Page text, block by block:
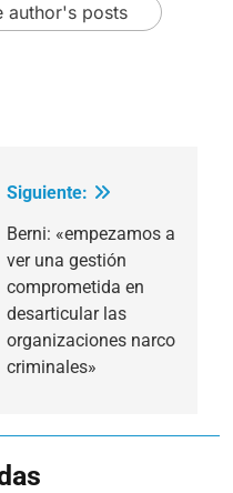
author's posts
Siguiente:
Berni: «empezamos a
ver una gestión
comprometida en
desarticular las
organizaciones narco
criminales»